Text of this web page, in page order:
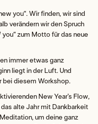
you“. Wir finden, wir sind
verändern wir den Spruch
zum Motto für das neue
immer etwas ganz
liegt in der Luft. Und
bei diesem Workshop.
New Year’s Flow,
alte Jahr mit Dankbarkeit
um deine ganz